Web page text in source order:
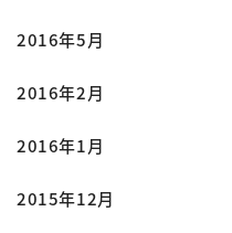
2016年5月
2016年2月
2016年1月
2015年12月